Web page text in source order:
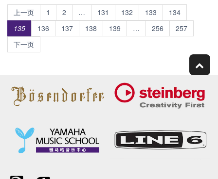
上一页 1 2 … 131 132 133
134
135
136 137 138 139 … 256
257
下一页